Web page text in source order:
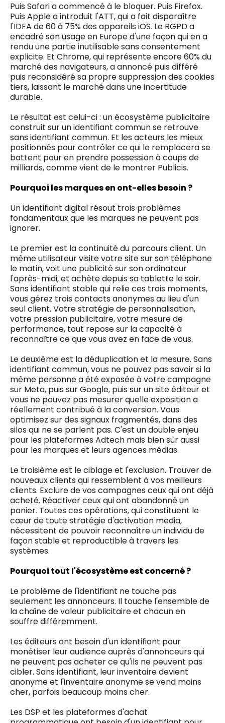
Puis Safari a commencé à le bloquer. Puis Firefox.
Puis Apple a introduit l'ATT, qui a fait disparaître
l'IDFA de 60 à 75% des appareils iOS. Le RGPD a
encadré son usage en Europe d'une façon qui en a
rendu une partie inutilisable sans consentement
explicite. Et Chrome, qui représente encore 60% du
marché des navigateurs, a annoncé puis différé
puis reconsidéré sa propre suppression des cookies
tiers, laissant le marché dans une incertitude
durable.
Le résultat est celui-ci : un écosystème publicitaire
construit sur un identifiant commun se retrouve
sans identifiant commun. Et les acteurs les mieux
positionnés pour contrôler ce qui le remplacera se
battent pour en prendre possession à coups de
milliards, comme vient de le montrer Publicis.
Pourquoi les marques en ont-elles besoin ?
Un identifiant digital résout trois problèmes
fondamentaux que les marques ne peuvent pas
ignorer.
Le premier est la continuité du parcours client. Un
même utilisateur visite votre site sur son téléphone
le matin, voit une publicité sur son ordinateur
l'après-midi, et achète depuis sa tablette le soir.
Sans identifiant stable qui relie ces trois moments,
vous gérez trois contacts anonymes au lieu d'un
seul client. Votre stratégie de personnalisation,
votre pression publicitaire, votre mesure de
performance, tout repose sur la capacité à
reconnaître ce que vous avez en face de vous.
Le deuxième est la déduplication et la mesure. Sans
identifiant commun, vous ne pouvez pas savoir si la
même personne a été exposée à votre campagne
sur Meta, puis sur Google, puis sur un site éditeur et
vous ne pouvez pas mesurer quelle exposition a
réellement contribué à la conversion. Vous
optimisez sur des signaux fragmentés, dans des
silos qui ne se parlent pas. C'est un double enjeu
pour les plateformes Adtech mais bien sûr aussi
pour les marques et leurs agences médias.
Le troisième est le ciblage et l'exclusion. Trouver de
nouveaux clients qui ressemblent à vos meilleurs
clients. Exclure de vos campagnes ceux qui ont déjà
acheté. Réactiver ceux qui ont abandonné un
panier. Toutes ces opérations, qui constituent le
cœur de toute stratégie d'activation media,
nécessitent de pouvoir reconnaître un individu de
façon stable et reproductible à travers les
systèmes.
Pourquoi tout l'écosystème est concerné ?
Le problème de l'identifiant ne touche pas
seulement les annonceurs. Il touche l'ensemble de
la chaîne de valeur publicitaire et chacun en
souffre différemment.
Les éditeurs ont besoin d'un identifiant pour
monétiser leur audience auprès d'annonceurs qui
ne peuvent pas acheter ce qu'ils ne peuvent pas
cibler. Sans identifiant, leur inventaire devient
anonyme et l'inventaire anonyme se vend moins
cher, parfois beaucoup moins cher.
Les DSP et les plateformes d'achat